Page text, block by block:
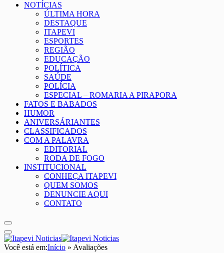
NOTÍCIAS
ÚLTIMA HORA
DESTAQUE
ITAPEVI
ESPORTES
REGIÃO
EDUCAÇÃO
POLÍTICA
SAÚDE
POLÍCIA
ESPECIAL – ROMARIA A PIRAPORA
FATOS E BABADOS
HUMOR
ANIVERSÁRIANTES
CLASSIFICADOS
COM A PALAVRA
EDITORIAL
RODA DE FOGO
INSTITUCIONAL
CONHEÇA ITAPEVI
QUEM SOMOS
DENUNCIE AQUI
CONTATO
Você está em:Início » Avaliações